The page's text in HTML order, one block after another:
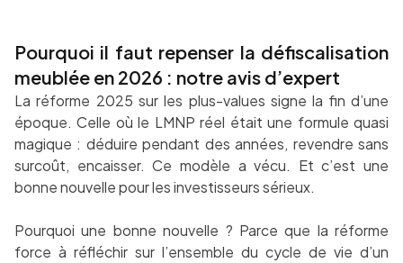
Pourquoi il faut repenser la défiscalisation
meublée en 2026 : notre avis d’expert
La réforme 2025 sur les plus-values signe la fin d’une
époque. Celle où le LMNP réel était une formule quasi
magique : déduire pendant des années, revendre sans
surcoût, encaisser. Ce modèle a vécu. Et c’est une
bonne nouvelle pour les investisseurs sérieux.
Pourquoi une bonne nouvelle ? Parce que la réforme
force à réfléchir sur l’ensemble du cycle de vie d’un